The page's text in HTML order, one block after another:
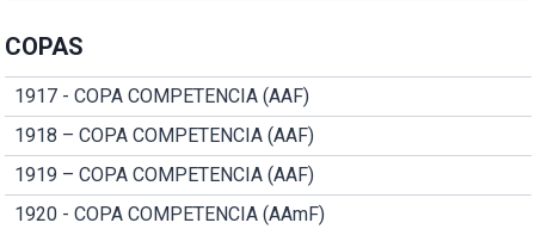
COPAS
1917 - COPA COMPETENCIA (AAF)
1918 – COPA COMPETENCIA (AAF)
1919 – COPA COMPETENCIA (AAF)
1920 - COPA COMPETENCIA (AAmF)